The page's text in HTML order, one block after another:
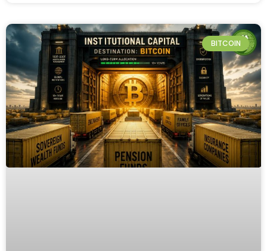
BITCOIN